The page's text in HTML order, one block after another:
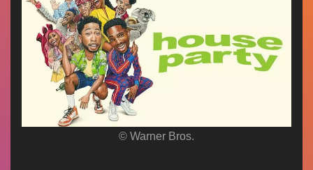
© Warner Bros.